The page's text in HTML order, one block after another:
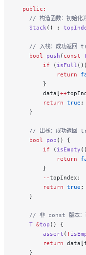
  public:
// 构造函数：初始化
    Stack
() :
// 入栈：成功返回
    bool
push ( const
        if
( isFull
            return
        }
        data[
++
        return
true ;
    }
// 出栈：成功返回
    bool
pop () {
        if
( isEmpty
            return
        }
        --
topIndex;
        return
true ;
    }
// 非 const 版本：
    T
&top () {
        assert
( !
        return
    }